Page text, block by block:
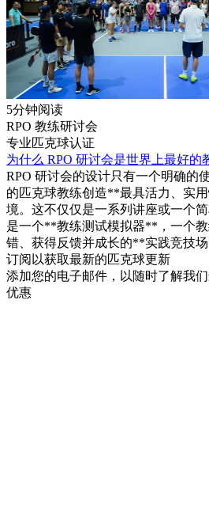
5分钟阅读
RPO 教练研讨会
专业匹克球认证
为什么 RPO 研讨会是世界上最好的
RPO 研讨会的设计只有一个明确的
的匹克球教练创造**最具活力、实
境。这不仅仅是一系列讲座或一个
是一个**教练测试模拟器**，一个
错、获得反馈并成长的**实践竞技场
订阅以获取最新的匹克球更新
添加您的电子邮件，以随时了解我
优惠